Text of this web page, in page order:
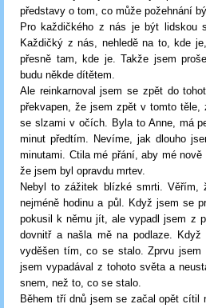
představy o tom, co může požehnání
Pro každičkého z nás je být lidskou
Každičký z nás, nehledě na to, kde
přesně tam, kde je. Takže jsem
budu někde dítětem.
Ale reinkarnoval jsem se zpět do
překvapen, že jsem zpět v tomto
se slzami v očích. Byla to Anne, má
minut předtím. Nevíme, jak dlouho
minutami. Ctila mé přání, aby mé
že jsem byl opravdu mrtev.
Nebyl to zážitek blízké smrti. Věřím,
nejméně hodinu a půl. Když jsem se
pokusil k němu jít, ale vypadl jsem z
dovnitř a našla mě na podlaze.
vyděšen tím, co se stalo. Zprvu jsem
jsem vypadával z tohoto světa a
snem, než to, co se stalo.
Během tří dnů jsem se začal opět cítil